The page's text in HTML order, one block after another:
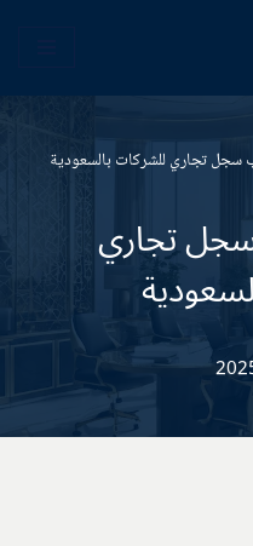
تجاري للشركات بالسعودية
تجاري